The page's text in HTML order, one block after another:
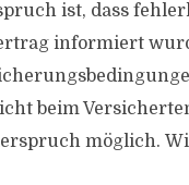
ist, dass
informiert
beim
möglich.